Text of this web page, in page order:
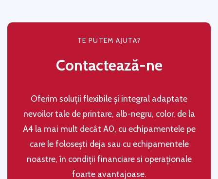
TE PUTEM AJUTA?
Contactează-ne
Oferim soluţii flexibile şi integral adaptate
nevoilor tale de printare, alb-negru, color, de la
A4 la mai mult decât A0, cu echipamentele pe
care le folosești deja sau cu echipamentele
noastre, în condiţii financiare si operaţionale
foarte avantajoase.